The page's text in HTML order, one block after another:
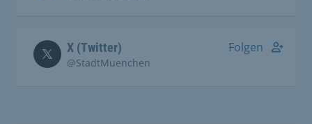
X (Twitter)
@StadtMuenchen
Folgen